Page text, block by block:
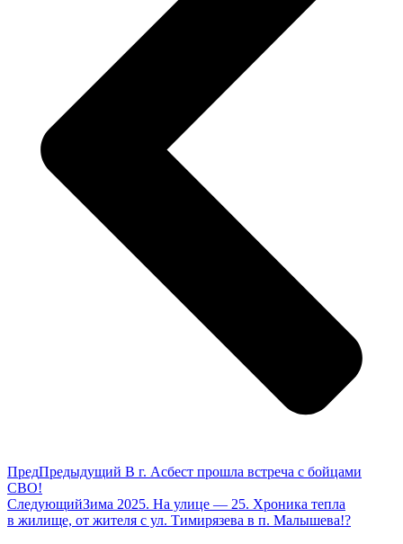
ПредПредыдущий В г. Асбест прошла встреча с бойцами
СВО!
СледующийЗима 2025. На улице — 25. Хроника тепла
в жилище, от жителя с ул. Тимирязева в п. Малышева!?